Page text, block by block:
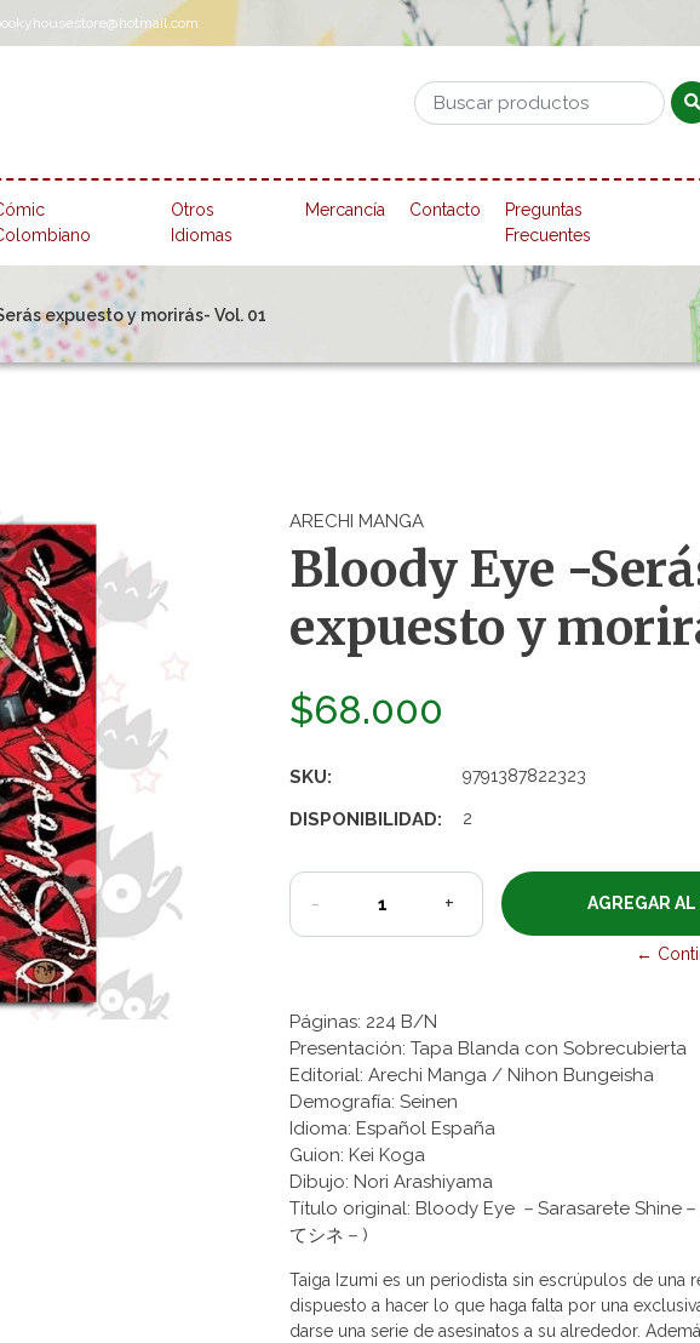
Otros
Idiomas
Mercancía Contacto
Preguntas
Frecuentes
expuesto y morirás- Vol. 01
ARECHI MANGA
Bloody Eye -
expuesto y
$68.000
SKU: 9791387822323
DISPONIBILIDAD: 2
- +
←
Páginas: 224 B/N
Presentación: Tapa Blanda con Sobrecubierta
Editorial: Arechi Manga / Nihon Bungeisha
Demografía: Seinen
Idioma: Español España
Guion: Kei Koga
Dibujo: Nori Arashiyama
Título original: Bloody Eye －Sarasarete Shine
てシネ－)
Taiga Izumi es un periodista sin escrúpulos de una
dispuesto a hacer lo que haga falta por una
darse una serie de asesinatos a su alrededor.